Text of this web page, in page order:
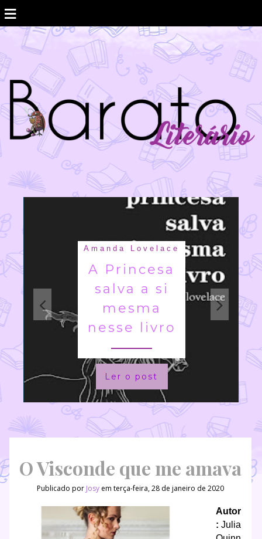
≡
Amanda Lovelace
A Princesa
salva a si
mesma
nesse livro
Ler o post
O Visconde que me amava
Publicado por Josy em terça-feira, 28 de janeiro de 2020
Autor
: Julia